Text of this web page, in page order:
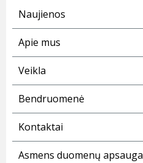
Naujienos
Apie mus
Veikla
Bendruomenė
Kontaktai
Asmens duomenų apsauga